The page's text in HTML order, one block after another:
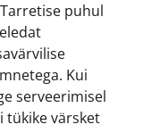
puhul
Kui
serveerimisel
tükike värsket